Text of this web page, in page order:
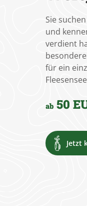
Sie
und
verdient
für ein
ab 50
Jetzt